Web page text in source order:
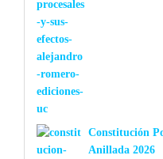
Constitución
Anillada 2026